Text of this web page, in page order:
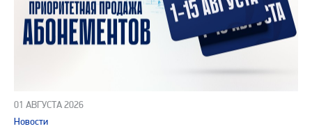
01 АВГУСТА 2026
Новости